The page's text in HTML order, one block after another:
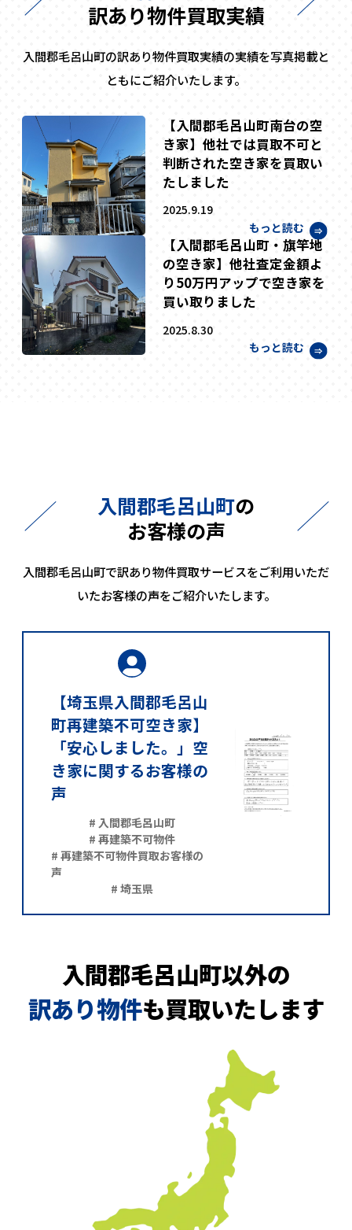
訳あり物件買取実績
入間郡毛呂山町の訳あり物件買取実績の実績を写真掲載と
ともにご紹介いたします。
【入間郡毛呂山町南台の空
き家】他社では買取不可と
判断された空き家を買取い
たしました
2025.9.19
もっと読む
【入間郡毛呂山町・旗竿地
の空き家】他社査定金額よ
り50万円アップで空き家を
買い取りました
2025.8.30
もっと読む
入間郡毛呂山町の
お客様の声
入間郡毛呂山町で訳あり物件買取サービスをご利用いただ
いたお客様の声をご紹介いたします。
【埼玉県入間郡毛呂山
町再建築不可空き家】
「安心しました。」空
き家に関するお客様の
声
# 入間郡毛呂山町
# 再建築不可物件
# 再建築不可物件買取お客様の
声
# 埼玉県
入間郡毛呂山町以外の
訳あり物件も買取いたします